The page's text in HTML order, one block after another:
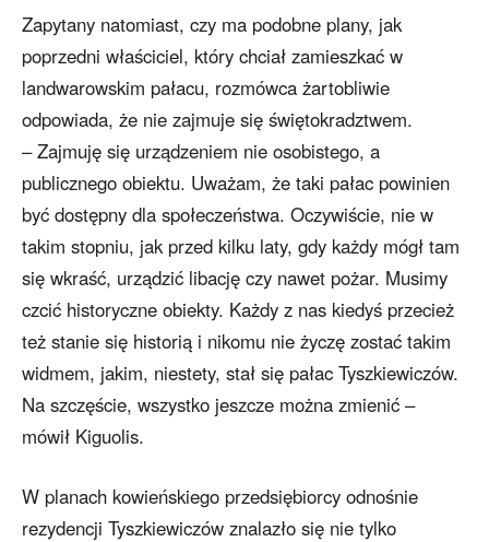
Zapytany natomiast, czy ma podobne plany, jak
poprzedni właściciel, który chciał zamieszkać w
landwarowskim pałacu, rozmówca żartobliwie
odpowiada, że nie zajmuje się świętokradztwem.
– Zajmuję się urządzeniem nie osobistego, a
publicznego obiektu. Uważam, że taki pałac powinien
być dostępny dla społeczeństwa. Oczywiście, nie w
takim stopniu, jak przed kilku laty, gdy każdy mógł tam
się wkraść, urządzić libację czy nawet pożar. Musimy
czcić historyczne obiekty. Każdy z nas kiedyś przecież
też stanie się historią i nikomu nie życzę zostać takim
widmem, jakim, niestety, stał się pałac Tyszkiewiczów.
Na szczęście, wszystko jeszcze można zmienić –
mówił Kiguolis.
W planach kowieńskiego przedsiębiorcy odnośnie
rezydencji Tyszkiewiczów znalazło się nie tylko